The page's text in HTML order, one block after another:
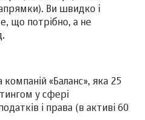
Ви швидко і
що потрібно, а не
«Баланс», яка 25
у сфері
і права (в активі 60